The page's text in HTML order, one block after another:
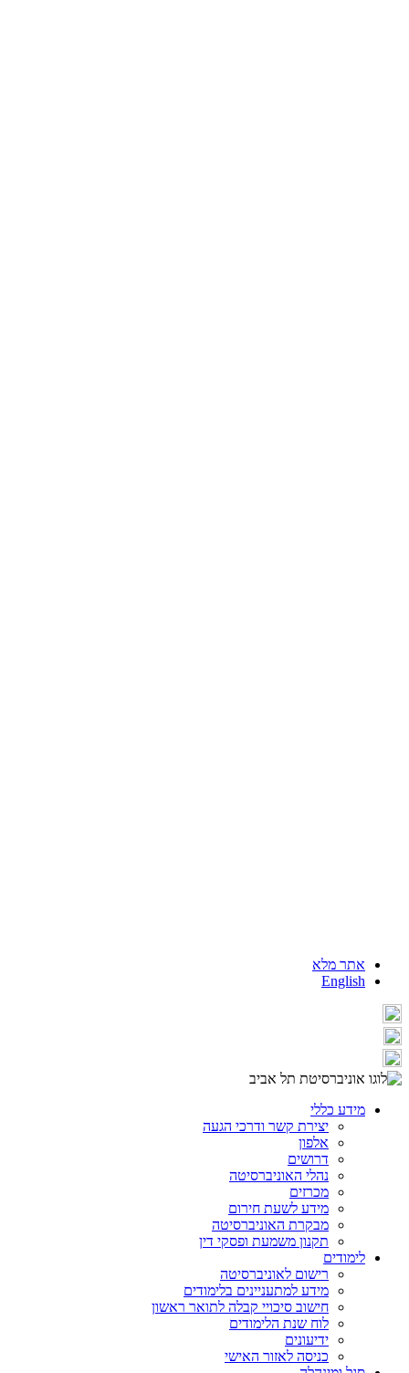
אתר מלא
English
מידע כללי
יצירת קשר ודרכי הגעה
אלפון
דרושים
נהלי האוניברסיטה
מכרזים
מידע לשעת חירום
מבקרת האוניברסיטה
תקנון משמעת ופסקי דין
לימודים
רישום לאוניברסיטה
מידע למתעניינים בלימודים
חישוב סיכויי קבלה לתואר ראשון
לוח שנת הלימודים
ידיעונים
כניסה לאזור האישי